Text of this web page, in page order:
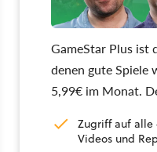
GameStar Plus ist
denen gute Spiele
5,99€ im Monat.
Zugriff auf alle
Videos und